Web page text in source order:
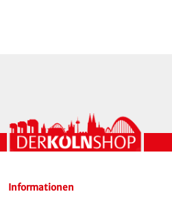
Informationen